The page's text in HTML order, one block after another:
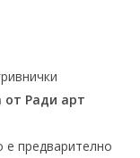
Ради арт
е предварително